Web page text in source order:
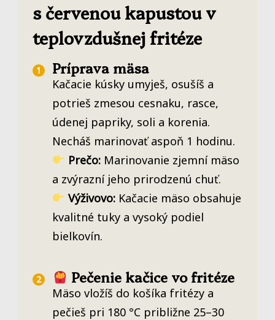
s červenou kapustou v
teplovzdušnej fritéze
Príprava mäsa
Kačacie kúsky umyješ, osušíš a
potrieš zmesou cesnaku, rasce,
údenej papriky, soli a korenia.
Necháš marinovať aspoň 1 hodinu.
Prečo:Marinovanie zjemní mäso
a zvýrazní jeho prirodzenú chuť.
Výživovo:Kačacie mäso obsahuje
kvalitné tuky a vysoký podiel
bielkovín.
Pečenie kačice vo fritéze
Mäso vložíš do košíka fritézy a
pečieš pri 180 °C približne 25–30